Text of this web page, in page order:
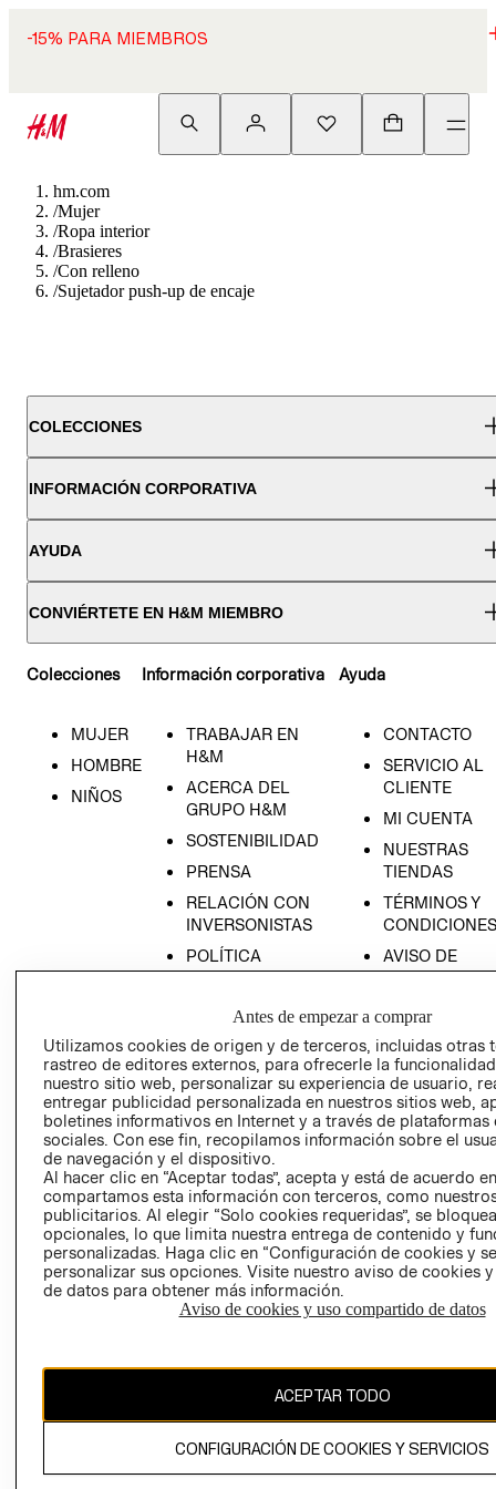
-15% PARA MIEMBROS
hm.com
/Mujer
/Ropa interior
/Brasieres
/Con relleno
/Sujetador push-up de encaje
COLECCIONES
INFORMACIÓN CORPORATIVA
AYUDA
CONVIÉRTETE EN H&M MIEMBRO
Colecciones
MUJER
HOMBRE
NIÑOS
Información corporativa
TRABAJAR EN
H&M
ACERCA DEL
GRUPO H&M
SOSTENIBILIDAD
PRENSA
RELACIÓN CON
INVERSONISTAS
POLÍTICA
EMPRESARIAL
Ayuda
CONTACTO
SERVICIO AL
CLIENTE
MI CUENTA
NUESTRAS
TIENDAS
TÉRMINOS Y
CONDICIONES
AVISO DE
PRIVACIDAD
AVISO DE
COOKIES
LIBRO DE
Ecuador ($)
propiedad de H&M Hennes & Mauritz AB.
Antes de empezar a comprar
Utilizamos cookies de origen y de terceros, incluidas otras
rastreo de editores externos, para ofrecerle la
nuestro sitio web, personalizar su experiencia de usuario,
entregar publicidad personalizada en nuestros sitios web,
boletines informativos en Internet y a través de plataformas
sociales. Con ese fin, recopilamos información sobre el
de navegación y el dispositivo.
Al hacer clic en “Aceptar todas”, acepta y está de acuerdo
compartamos esta información con terceros, como
publicitarios. Al elegir “Solo cookies requeridas”, se
opcionales, lo que limita nuestra entrega de contenido y
personalizadas. Haga clic en “Configuración de cookies y
personalizar sus opciones. Visite nuestro aviso de cookies
de datos para obtener más información.
Aviso de cookies y uso compartido de datos
ACEPTAR TODO
CONFIGURACIÓN DE COOKIES Y SERVICIOS